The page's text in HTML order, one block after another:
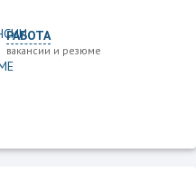
РАБОТА
вакансии и резюме